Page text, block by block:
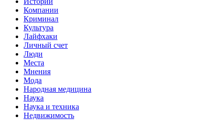
Компании
Криминал
Культура
Лайфхаки
Личный счет
Люди
Места
Мнения
Мода
Народная медицина
Наука
Наука и техника
Недвижимость